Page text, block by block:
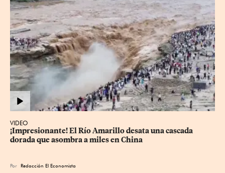
VIDEO
¡Impresionante! El Río Amarillo desata una cascada
dorada que asombra a miles en China
Por Redacción El Economista